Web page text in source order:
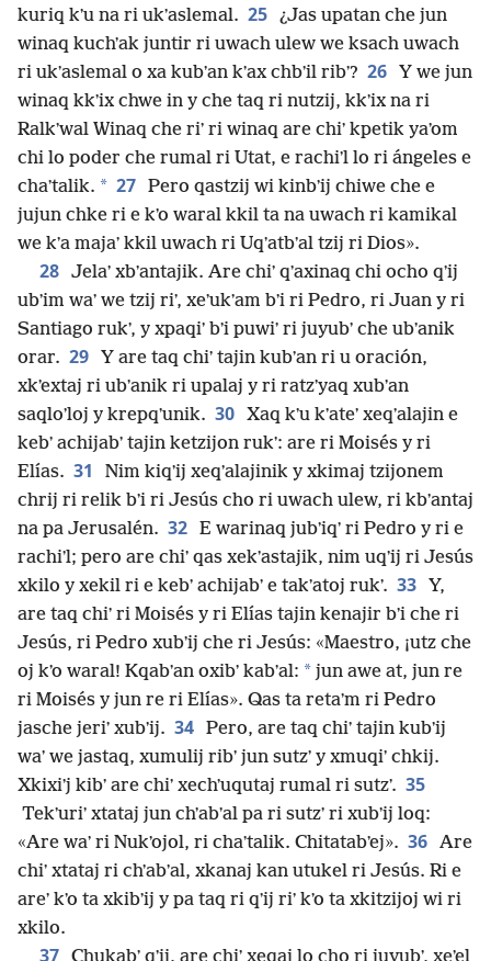
kuriq kʼu na ri ukʼaslemal. 25 ¿Jas upatan che jun
winaq kuchʼak juntir ri uwach ulew we ksach uwach
ri ukʼaslemal o xa kubʼan kʼax chbʼil ribʼ? 26
Y we jun
winaq kkʼix chwe in y che taq ri nutzij, kkʼix na ri
Ralkʼwal Winaq che riʼ ri winaq are chiʼ kpetik yaʼom
chi lo poder che rumal ri Utat, e rachiʼl lo ri ángeles e
chaʼtalik. * 27 Pero qastzij wi kinbʼij chiwe che e
jujun chke ri e kʼo waral kkil ta na uwach ri kamikal
we kʼa majaʼ kkil uwach ri Uqʼatbʼal tzij ri Dios».
28 Jelaʼ xbʼantajik. Are chiʼ qʼaxinaq chi ocho qʼij
ubʼim waʼ we tzij riʼ, xeʼukʼam bʼi ri Pedro, ri Juan y ri
Santiago rukʼ, y xpaqiʼ bʼi puwiʼ ri juyubʼ che ubʼanik
orar. 29
Y are taq chiʼ tajin kubʼan ri u oración,
xkʼextaj ri ubʼanik ri upalaj y ri ratzʼyaq xubʼan
saqloʼloj y krepqʼunik. 30 Xaq kʼu kʼateʼ xeqʼalajin e
kebʼ achijabʼ tajin ketzijon rukʼ: are ri Moisés y ri
Elías. 31
Nim kiqʼij xeqʼalajinik y xkimaj tzijonem
chrij ri relik bʼi ri Jesús cho ri uwach ulew, ri kbʼantaj
na pa Jerusalén. 32 E warinaq jubʼiqʼ ri Pedro y ri e
rachiʼl; pero are chiʼ qas xekʼastajik, nim uqʼij ri Jesús
xkilo y xekil ri e kebʼ achijabʼ e takʼatoj rukʼ. 33
Y,
are taq chiʼ ri Moisés y ri Elías tajin kenajir bʼi che ri
Jesús, ri Pedro xubʼij che ri Jesús: «Maestro, ¡utz che
oj kʼo waral! Kqabʼan oxibʼ kabʼal: * jun awe at, jun re
ri Moisés y jun re ri Elías». Qas ta retaʼm ri Pedro
jasche jeriʼ xubʼij. 34 Pero, are taq chiʼ tajin kubʼij
waʼ we jastaq, xumulij ribʼ jun sutzʼ y xmuqiʼ chkij.
Xkixiʼj kibʼ are chiʼ xechʼuqutaj rumal ri sutzʼ. 35
Tekʼuriʼ xtataj jun chʼabʼal pa ri sutzʼ ri xubʼij loq:
«Are waʼ ri Nukʼojol, ri chaʼtalik. Chitatabʼej». 36 Are
chiʼ xtataj ri chʼabʼal, xkanaj kan utukel ri Jesús. Ri e
areʼ kʼo ta xkibʼij y pa taq ri qʼij riʼ kʼo ta xkitzijoj wi ri
xkilo.
37